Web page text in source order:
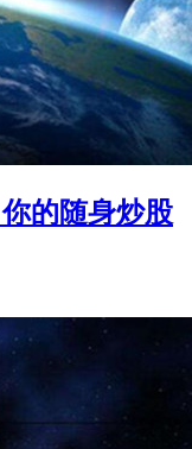
的随身炒股